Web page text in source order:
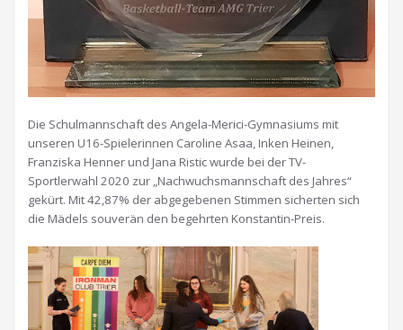
Die Schulmannschaft des Angela-Merici-Gymnasiums mit
unseren U16-Spielerinnen Caroline Asaa, Inken Heinen,
Franziska Henner und Jana Ristic wurde bei der TV-
Sportlerwahl 2020 zur „Nachwuchsmannschaft des Jahres“
gekürt. Mit 42,87% der abgegebenen Stimmen sicherten sich
die Mädels souverän den begehrten Konstantin-Preis.